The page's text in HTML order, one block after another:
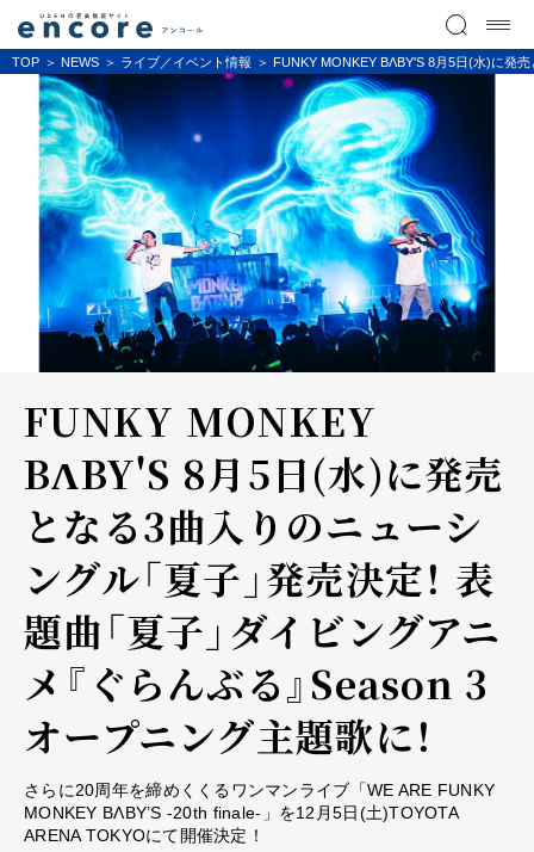
TOP NEWS ライブ／イベント情報 FUNKY MONKEY BΛBY'S 8月5日(水)に発
FUNKY MONKEY
BΛBY'S 8月5日(水)に発売
となる3曲入りのニューシ
ングル「夏子」発売決定！ 表
題曲「夏子」ダイビングアニ
メ『ぐらんぶる』Season 3
オープニング主題歌に！
さらに20周年を締めくくるワンマンライブ「WE ARE FUNKY
MONKEY BΛBY’S -20th finale-」を12月5日(土)TOYOTA
ARENA TOKYOにて開催決定！